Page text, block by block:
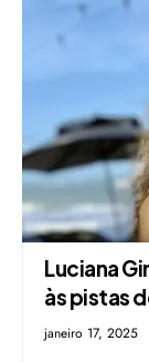
Luciana
às pistas
janeiro 17, 2025